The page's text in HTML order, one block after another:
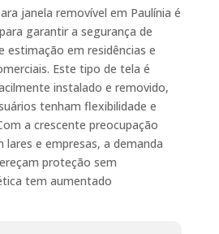
janela removível em Paulínia é
garantir a segurança de
estimação em residências e
Este tipo de tela é
instalado e removido,
tenham flexibilidade e
a crescente preocupação
lares e empresas, a demanda
proteção sem
tem aumentado